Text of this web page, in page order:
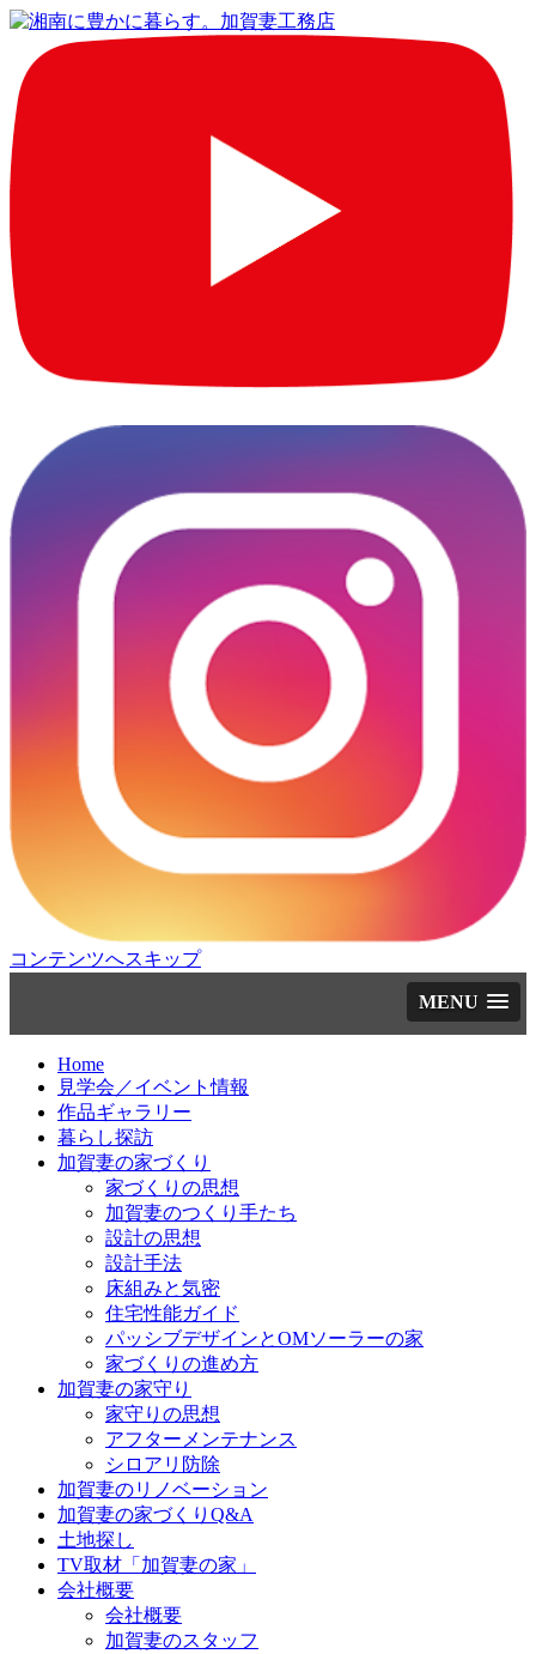
コンテンツへスキップ
MENU
Home
見学会／イベント情報
作品ギャラリー
暮らし探訪
加賀妻の家づくり
家づくりの思想
加賀妻のつくり手たち
設計の思想
設計手法
床組みと気密
住宅性能ガイド
パッシブデザインとOMソーラーの家
家づくりの進め方
加賀妻の家守り
家守りの思想
アフターメンテナンス
シロアリ防除
加賀妻のリノベーション
加賀妻の家づくりQ&A
土地探し
TV取材「加賀妻の家」
会社概要
会社概要
加賀妻のスタッフ